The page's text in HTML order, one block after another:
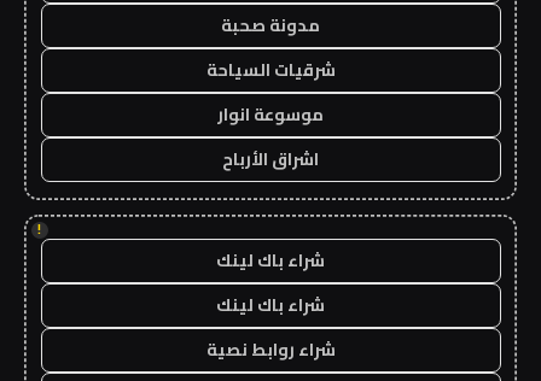
مدونة صحبة
شرقيات السياحة
موسوعة انوار
اشراق الأرباح
!
شراء باك لينك
شراء باك لينك
شراء روابط نصية